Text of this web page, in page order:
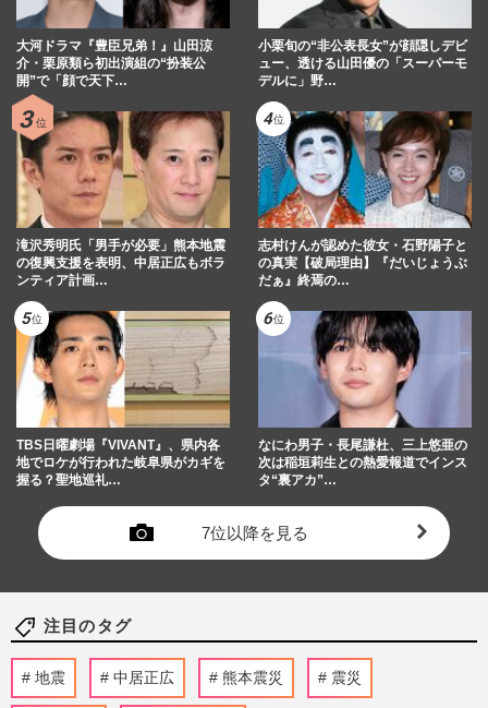
大河ドラマ『豊臣兄弟！』山田涼
介・栗原類ら初出演組の“扮装公
開”で「顔で天下…
小栗旬の“非公表長女”が顔隠しデビ
ュー、透ける山田優の「スーパーモ
デルに」野…
滝沢秀明氏「男手が必要」熊本地震
の復興支援を表明、中居正広もボラ
ンティア計画…
志村けんが認めた彼女・石野陽子と
の真実【破局理由】『だいじょうぶ
だぁ』終焉の…
TBS日曜劇場『VIVANT』、県内各
地でロケが行われた岐阜県がカギを
握る？聖地巡礼…
なにわ男子・長尾謙杜、三上悠亜の
次は稲垣莉生との熱愛報道でインス
タ“裏アカ”…
7位以降を見る
注目のタグ
地震 中居正広 熊本震災 震災